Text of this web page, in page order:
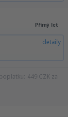
Přímý let
detaily
449 CZK za